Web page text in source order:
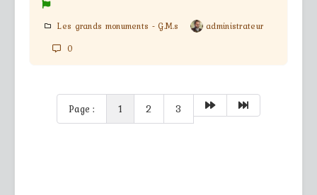
Les grands monuments - G.M.s
administrateur
0
Page : 1 2 3